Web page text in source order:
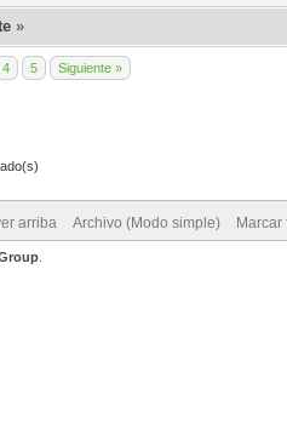
»
4 5 Siguiente »
arriba Archivo (Modo simple) Marcar